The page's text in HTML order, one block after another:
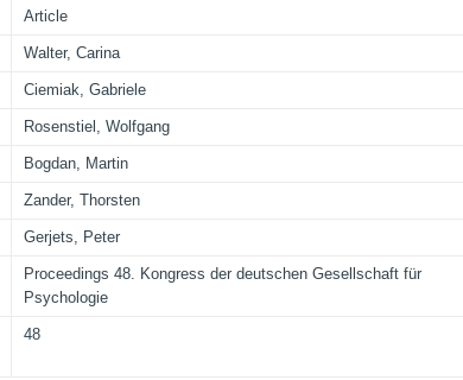
Article
Walter, Carina
Ciemiak, Gabriele
Rosenstiel, Wolfgang
Bogdan, Martin
Zander, Thorsten
Gerjets, Peter
Proceedings 48. Kongress der deutschen Gesellschaft für
Psychologie
48